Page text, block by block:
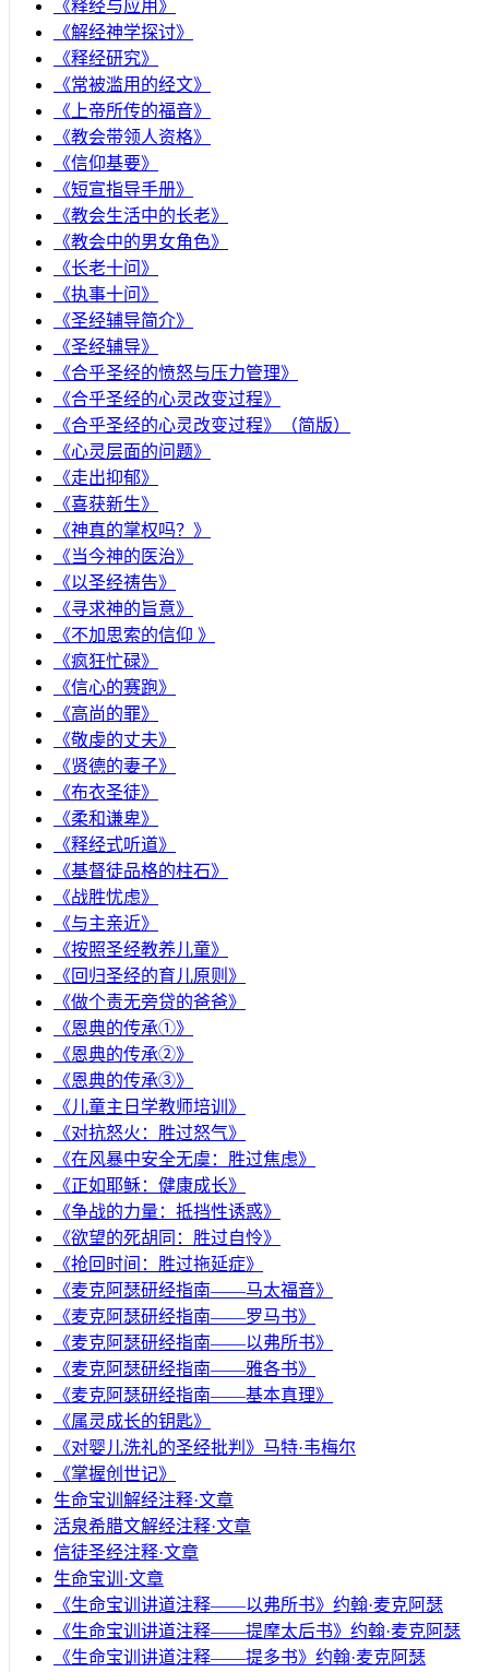
《释经与应用》
《解经神学探讨》
《释经研究》
《常被滥用的经文》
《上帝所传的福音》
《教会带领人资格》
《信仰基要》
《短宣指导手册》
《教会生活中的长老》
《教会中的男女角色》
《长老十问》
《执事十问》
《圣经辅导简介》
《圣经辅导》
​《合乎圣经的愤怒与压力管理》
《合乎圣经的心灵改变过程》
《合乎圣经的心灵改变过程》（简版）
《心灵层面的问题》
《走出抑郁》
《喜获新生》
《神真的掌权吗？》
《当今神的医治》
《以圣经祷告》
《寻求神的旨意》
《不加思索的信仰 》
《疯狂忙碌》
《信心的赛跑》
《高尚的罪》
《敬虔的丈夫》
《贤德的妻子》
《布衣圣徒》
《柔和谦卑》
《释经式听道》
《基督徒品格的柱石》
《战胜忧虑》
《与主亲近》
《按照圣经教养儿童》
《回归圣经的育儿原则》
《做个责无旁贷的爸爸》
《恩典的传承①》
《恩典的传承②》
《恩典的传承③》
《儿童主日学教师培训》
《对抗怒火：胜过怒气》
《在风暴中安全无虞：胜过焦虑》
《正如耶稣：健康成长》
《争战的力量：抵挡性诱惑》
《欲望的死胡同：胜过自怜》
《抢回时间：胜过拖延症》
《麦克阿瑟研经指南——马太福音》
《麦克阿瑟研经指南——罗马书》
《麦克阿瑟研经指南——以弗所书》
《麦克阿瑟研经指南——雅各书》
《麦克阿瑟研经指南——基本真理》
《属灵成长的钥匙》
《对婴儿洗礼的圣经批判》马特·韦梅尔
《掌握创世记》
生命宝训解经注释·文章
活泉希腊文解经注释·文章
信徒圣经注释·文章
生命宝训·文章
《生命宝训讲道注释——以弗所书》约翰·麦克阿瑟
《生命宝训讲道注释——提摩太后书》约翰·麦克阿瑟
《生命宝训讲道注释——提多书》约翰·麦克阿瑟